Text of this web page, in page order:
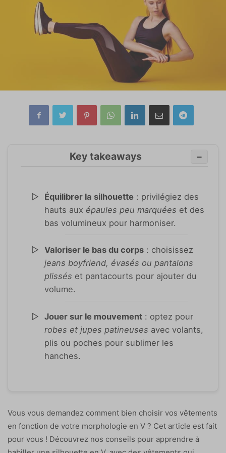
Key takeaways −
Équilibrer la silhouette : privilégiez des
hauts aux épaules peu marquées et des
bas volumineux pour harmoniser.
Valoriser le bas du corps : choisissez
jeans boyfriend, évasés ou pantalons
plissés et pantacourts pour ajouter du
volume.
Jouer sur le mouvement : optez pour
robes et jupes patineuses avec volants,
plis ou poches pour sublimer les
hanches.
Vous vous demandez comment bien choisir vos vêtements
en fonction de votre morphologie en V ? Cet article est fait
pour vous ! Découvrez nos conseils pour apprendre à